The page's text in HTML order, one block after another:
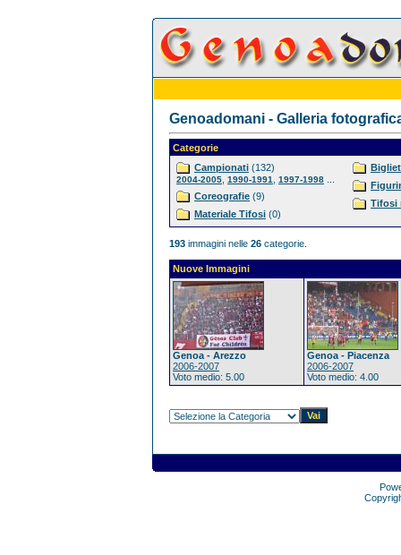
Genoadomani - Galleria
Categorie
Campionati (132)
2004-2005 1990-1991 1997-1998
Coreografie (9)
Materiale Tifosi (0)
Tifosi
193 immagini nelle 26 categorie.
Nuove Immagini
Genoa - Arezzo
2006-2007
Voto medio: 5.00
Genoa - Piacenza
2006-2007
Voto medio: 4.00